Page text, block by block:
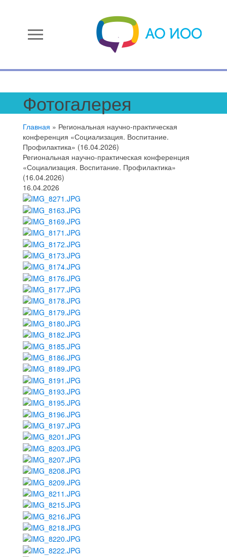
menu
Фотогалерея
Главная » Региональная научно-практическая
конференция «Социализация. Воспитание.
Профилактика» (16.04.2026)
Региональная научно-практическая конференция
«Социализация. Воспитание. Профилактика»
(16.04.2026)
16.04.2026